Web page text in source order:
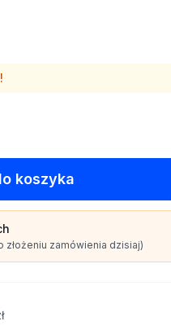
koszyka
złożeniu zamówienia dzisiaj)